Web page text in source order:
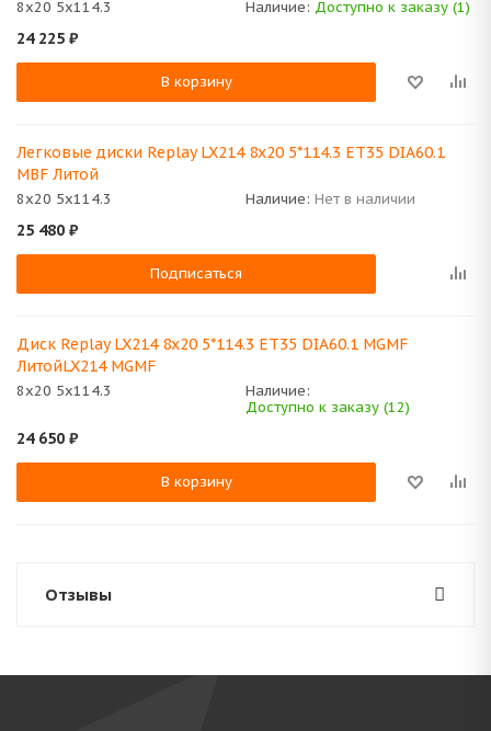
8x20 5x114.3 Наличие: Доступно к заказу (1)
24 225 ₽
В корзину
Легковые диски Replay LX214 8x20 5*114.3 ET35 DIA60.1
MBF Литой
8x20 5x114.3 Наличие: Нет в наличии
25 480 ₽
Подписаться
Диск Replay LX214 8x20 5*114.3 ET35 DIA60.1 MGMF
ЛитойLX214 MGMF
8x20 5x114.3
Наличие:
Доступно к заказу (12)
24 650 ₽
В корзину
Отзывы